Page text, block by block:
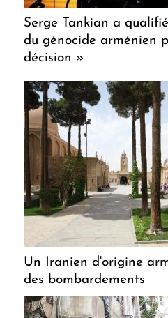
Serge Tankian a
du génocide arménien
décision »
Un Iranien d'origine
des bombardements